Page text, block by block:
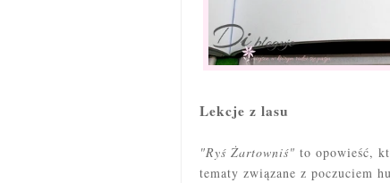
Lekcje z lasu
"Ryś Żartowniś" to opowieść,
tematy związane z poczuciem